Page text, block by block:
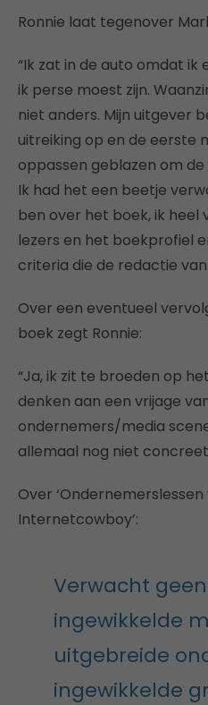
Ronnie laat tegenover
“Ik zat in de auto omdat
ik perse moest zijn.
niet anders. Mijn uitgever
uitreiking op en de eerste
oppassen geblazen om de
Ik had het een beetje
ben over het boek, ik heel
lezers en het boekprofiel
criteria die de redactie
Over een eventueel
boek zegt Ronnie:
“Ja, ik zit te broeden op
denken aan een vrijage
ondernemers/media
allemaal nog niet
Over
Internetcowboy’:
Verwacht
ingewikkelde
uitgebreide
ingewikkelde